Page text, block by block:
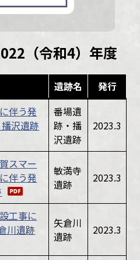
（令和4）年度
遺跡名
発行
伴う発
沢遺跡
番場遺
跡・播
沢遺跡
2023.3
スマー
伴う発
敏満寺
遺跡
2023.3
工事に
川遺跡
矢倉川
遺跡
2023.3